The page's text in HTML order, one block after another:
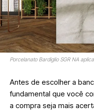
Porcelanato Bardiglio SGR NA
Antes de escolher a
fundamental que você
a compra seja mais